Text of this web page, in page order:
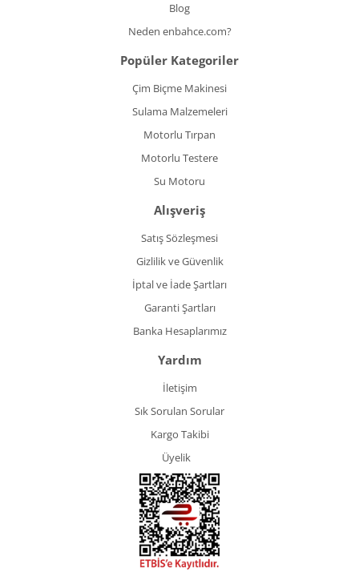
Blog
Neden enbahce.com?
Popüler Kategoriler
Çim Biçme Makinesi
Sulama Malzemeleri
Motorlu Tırpan
Motorlu Testere
Su Motoru
Alışveriş
Satış Sözleşmesi
Gizlilik ve Güvenlik
İptal ve İade Şartları
Garanti Şartları
Banka Hesaplarımız
Yardım
İletişim
Sık Sorulan Sorular
Kargo Takibi
Üyelik